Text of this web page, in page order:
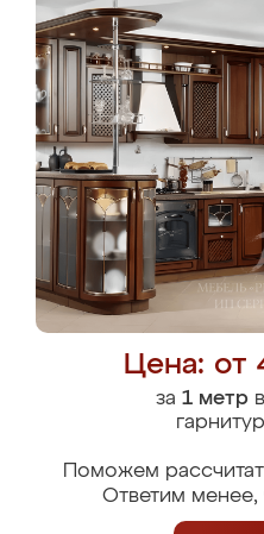
Цена: от
за 1 метр
Поможем
Ответим менее,